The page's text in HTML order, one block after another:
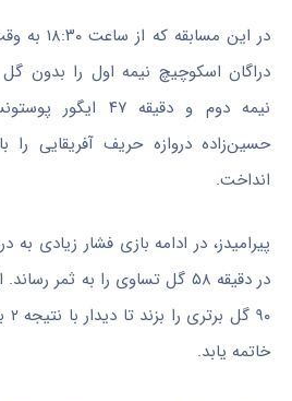
در این
دراگان اسکوچیچ نیمه اول را بدون گل
نیمه دوم و دقیقه
حسین‌زاده دروازه حریف آفریقایی را
انداخت.
پیرامیدز، در ادامه بازی فشار زیادی به
در دقیقه ۵۸ گل تساوی را به ثمر
خاتمه یابد.